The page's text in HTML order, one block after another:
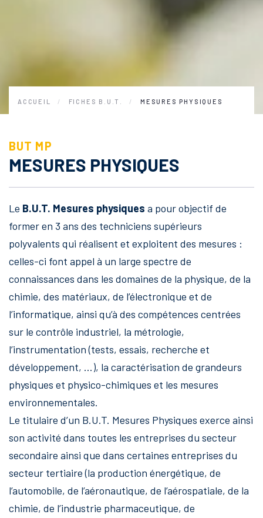
ACCUEIL FICHES B.U.T. MESURES PHYSIQUES
BUT MP
MESURES PHYSIQUES
Le B.U.T. Mesures physiques a pour objectif de
former en 3 ans des techniciens supérieurs
polyvalents qui réalisent et exploitent des mesures :
celles-ci font appel à un large spectre de
connaissances dans les domaines de la physique, de la
chimie, des matériaux, de l’électronique et de
l’informatique, ainsi qu’à des compétences centrées
sur le contrôle industriel, la métrologie,
l’instrumentation (tests, essais, recherche et
développement, …), la caractérisation de grandeurs
physiques et physico-chimiques et les mesures
environnementales.
Le titulaire d’un B.U.T. Mesures Physiques exerce ainsi
son activité dans toutes les entreprises du secteur
secondaire ainsi que dans certaines entreprises du
secteur tertiaire (la production énergétique, de
l’automobile, de l’aéronautique, de l’aérospatiale, de la
chimie, de l’industrie pharmaceutique, de